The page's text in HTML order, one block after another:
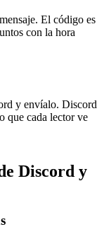
El código es
con la hora
y envíalo. Discord
que cada lector ve
Discord y